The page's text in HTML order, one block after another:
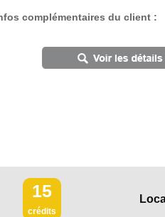
complémentaires du client :
15
crédits